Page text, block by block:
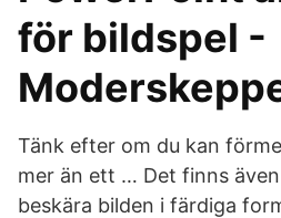
för bildspel -
Tänk efter om du kan
mer än ett … Det finns
beskära bilden i färdiga